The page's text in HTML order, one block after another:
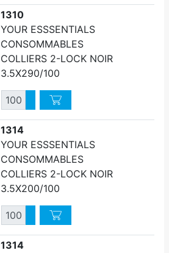
1310
YOUR ESSSENTIALS
CONSOMMABLES
COLLIERS 2-LOCK NOIR
3.5X290/100
QuantitéAugmenter quantité
Diminuer quantité
1314
YOUR ESSSENTIALS
CONSOMMABLES
COLLIERS 2-LOCK NOIR
3.5X200/100
QuantitéAugmenter quantité
Diminuer quantité
1314